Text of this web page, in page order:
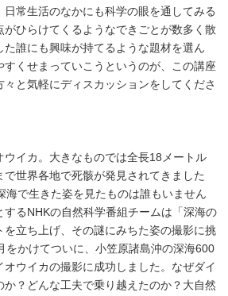
日常生活のなかにも科学の眼を通してみる
がひらけてくるようなできごとが数多く散
た誰にも興味が持てるような題材を選ん
すくせまっていこうというのが、この講座
と気軽にディスカッションをしてくださ
イカ。大きなものでは全長18メートル
世界各地で死骸が発見されてきました
海で生きた姿を見たものは誰もいません
するNHKの自然科学番組チームは「深海の
を立ち上げ、その謎にみちた姿の撮影に挑
をかけてついに、小笠原諸島沖の深海600
オウイカの撮影に成功しました。なぜダイ
か？どんな工夫で乗り越えたのか？大自然